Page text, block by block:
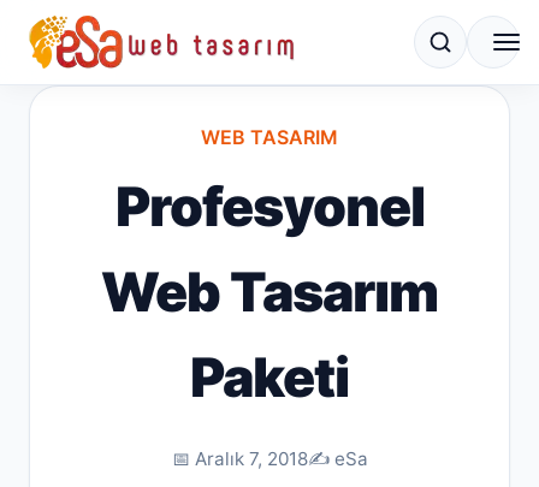
WEB TASARIM
Profesyonel
Web Tasarım
Paketi
📅 Aralık 7, 2018✍️ eSa